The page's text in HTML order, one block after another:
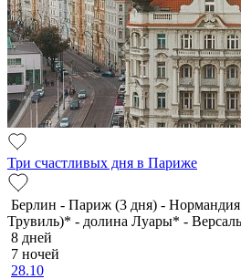
Три счастливых дня в Париже
Берлин - Париж (3 дня) -
Трувиль)* - долина Луары* -
8 дней
7 ночей
28.10